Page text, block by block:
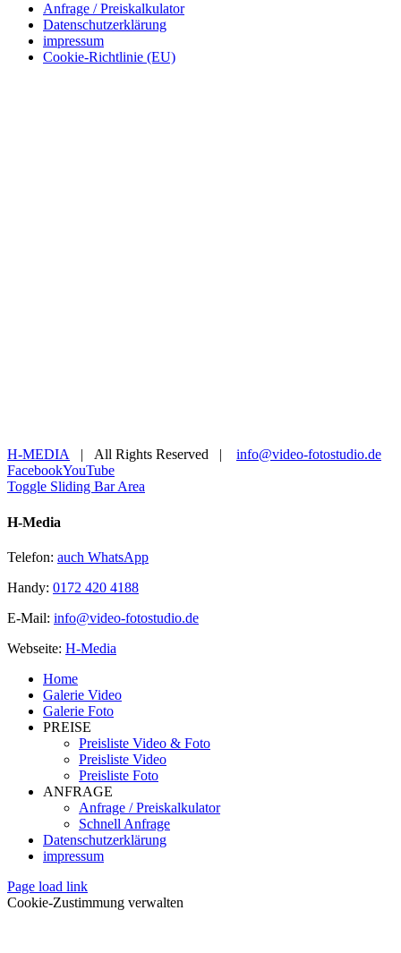
Anfrage / Preiskalkulator
Datenschutzerklärung
impressum
Cookie-Richtlinie (EU)
H-MEDIA | All Rights Reserved | info@video-fotostudio.de
FacebookYouTube
Toggle Sliding Bar Area
H-Media
Telefon: auch WhatsApp
Handy: 0172 420 4188
E-Mail: info@video-fotostudio.de
Webseite: H-Media
Home
Galerie Video
Galerie Foto
PREISE
Preisliste Video & Foto
Preisliste Video
Preisliste Foto
ANFRAGE
Anfrage / Preiskalkulator
Schnell Anfrage
Datenschutzerklärung
impressum
Page load link
Cookie-Zustimmung verwalten